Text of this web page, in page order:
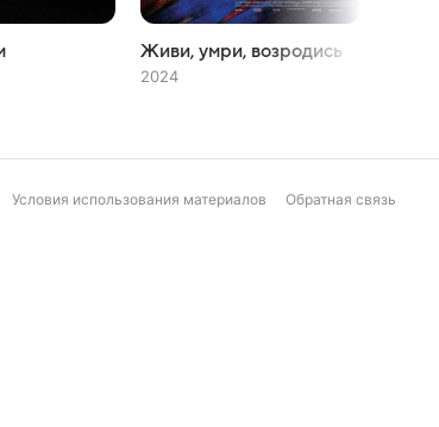
Живи, умри, возродись
2024
Условия использования материалов Обратная связь